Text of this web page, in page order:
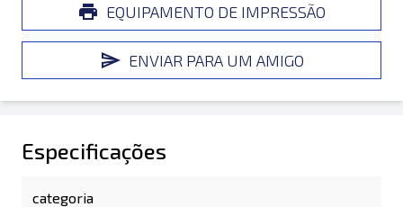
EQUIPAMENTO DE IMPRESSÃO
ENVIAR PARA UM AMIGO
Especificações
categoria